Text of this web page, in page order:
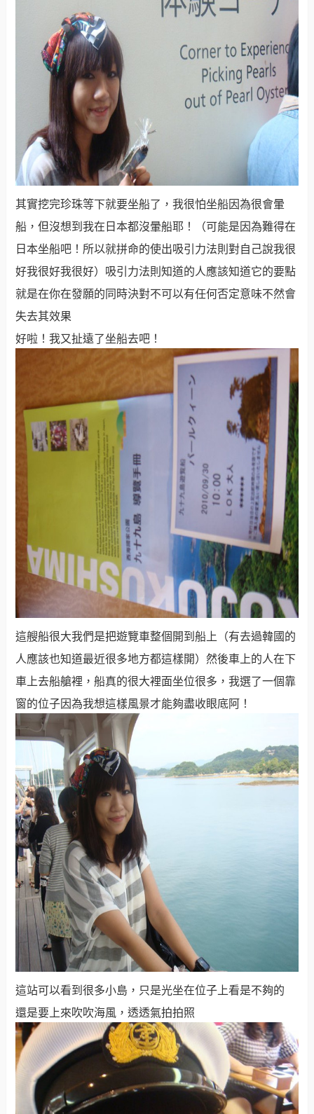
其實挖完珍珠等下就要坐船了，我很怕坐船因為很會暈
船，但沒想到我在日本都沒暈船耶！（可能是因為難得在
日本坐船吧！所以就拼命的使出吸引力法則對自己說我很
好我很好我很好）吸引力法則知道的人應該知道它的要點
就是在你在發願的同時決對不可以有任何否定意味不然會
失去其效果
好啦！我又扯遠了坐船去吧！
這艘船很大我們是把遊覽車整個開到船上（有去過韓國的
人應該也知道最近很多地方都這樣開）然後車上的人在下
車上去船艙裡，船真的很大裡面坐位很多，我選了一個靠
窗的位子因為我想這樣風景才能夠盡收眼底阿！
這站可以看到很多小島，只是光坐在位子上看是不夠的
還是要上來吹吹海風，透透氣拍拍照